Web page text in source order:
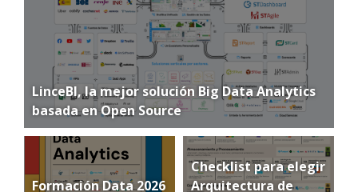
LinceBI, la mejor solución Big Data Analytics
basada en Open Source
Formación Data 2026
Checklist para elegir
Arquitectura de